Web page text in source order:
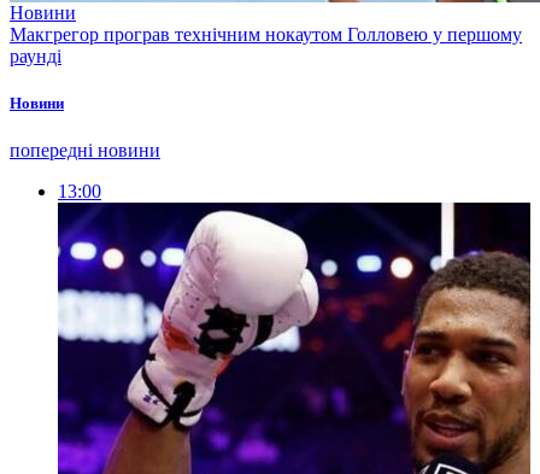
Новини
Макгрегор програв технічним нокаутом Голловею у першому
раунді
Новини
попередні новини
13:00